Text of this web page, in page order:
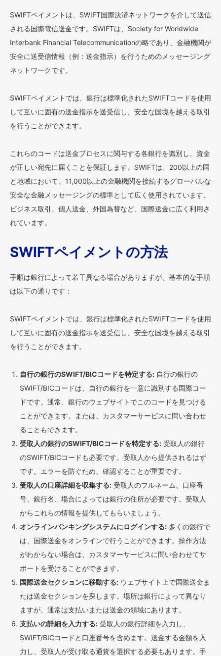
SWIFTペイメントは、SWIFT国際決済ネットワークを介して送信
される国際電信送金です。SWIFTは、Society for Worldwide
Interbank Financial Telecommunicationの略であり、金融機関が
安全に送受信情報（例：送金指示）を行うためのメッセージング
ネットワークです。
SWIFTペイメントでは、銀行は標準化されたSWIFTコードを使用
して互いに固有の送金指示を送受信し、安全な国境を越える取引
を行うことができます。
これらのコードは送金プロセスに関与する各銀行を識別し、資金
が正しい宛先に届くことを保証します。SWIFTは、200以上の国
と地域において、11,000以上の金融機関を接続するグローバルな
安全な金融メッセージングの標準として広く使用されています。
ビジネス取引、個人送金、外国為替など、国際送金に広く利用さ
れています。
SWIFTペイメントの方法
手順は銀行によって若干異なる場合がありますが、基本的な手順
は以下の通りです：
SWIFTペイメントでは、銀行は標準化されたSWIFTコードを使用
して互いに固有の送金指示を送受信し、安全な国境を越える取引
を行うことができます。
自行の銀行のSWIFT/BICコードを特定する: 自行の銀行の
SWIFT/BICコードは、自行の銀行を一意に識別する国際コー
ドです。通常、銀行のウェブサイトでこのコードを見つける
ことができます。または、カスタマーサービスに問い合わせ
ることもできます。
受取人の銀行のSWIFT/BICコードを特定する: 受取人の銀行
のSWIFT/BICコードも必要です。受取人から提供されるはず
です。エラーを防ぐため、確認することが重要です。
受取人の口座詳細を収集する: 受取人のフルネーム、口座番
号、銀行名、場合によっては銀行の住所が必要です。受取人
からこれらの情報を提供してもらいましょう。
オンラインバンキングシステムにログインする: 多くの銀行で
は、国際送金をオンラインで行うことができます。操作方法
がわからない場合は、カスタマーサービスに問い合わせてサ
ポートを受けることができます。
国際送金セクションに移動する: ウェブサイト上で国際送金ま
たは送金セクションを探します。場所は銀行によって異なり
ますが、通常は支払いまたは送金の領域にあります。
支払いの詳細を入力する: 受取人の銀行詳細を入力し、
SWIFT/BICコードと口座番号を含めます。送金する金額を入
力し、受取人が受け取る通貨を選択する必要もあります。手